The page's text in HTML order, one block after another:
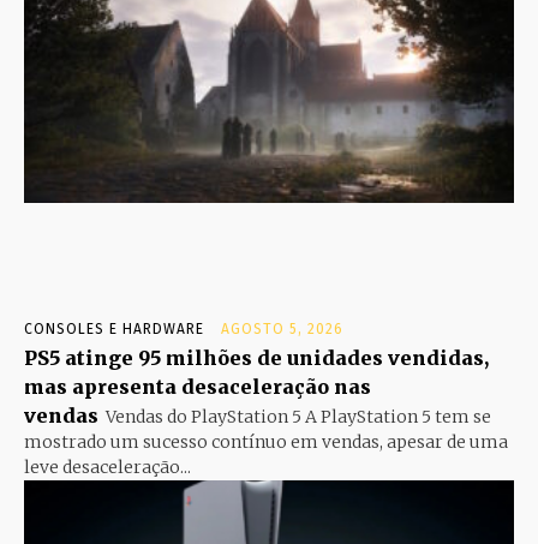
CONSOLES E HARDWARE AGOSTO 5, 2026
PS5 atinge 95 milhões de unidades vendidas,
mas apresenta desaceleração nas
vendas Vendas do PlayStation 5 A PlayStation 5 tem se
mostrado um sucesso contínuo em vendas, apesar de uma
leve desaceleração...